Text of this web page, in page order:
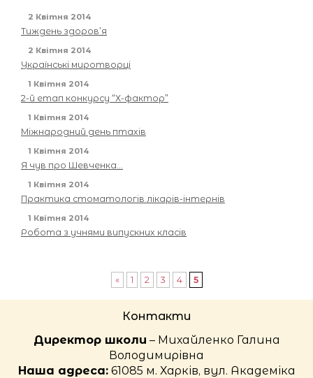
2 Квітня 2014
Тиждень здоров’я
2 Квітня 2014
Українські миротворці
1 Квітня 2014
2-й етап конкурсу “Х-фактор”
1 Квітня 2014
Міжнародний день птахів
1 Квітня 2014
Я чув про Шевченка…
1 Квітня 2014
Практика стоматологів лікарів-інтернів
1 Квітня 2014
Робота з учнями випускних класів
« 1 2 3 4 5
Контакти
Директор школи – Михайленко Галина
Володимирівна
Наша адреса:61085 м. Харків, вул. Академіка